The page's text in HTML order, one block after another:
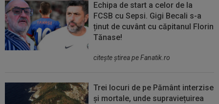
Echipa de start a celor de la
FCSB cu Sepsi. Gigi Becali s-a
ținut de cuvânt cu căpitanul Florin
Tănase!
citeşte ştirea pe Fanatik.ro
Trei locuri de pe Pământ interzise
și mortale, unde supraviețuirea